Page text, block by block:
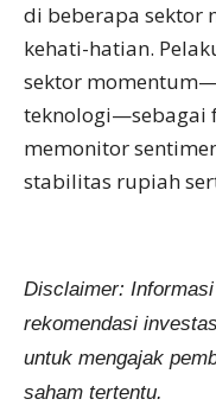
di beberapa sektor
kehati-hatian.
sektor
teknologi—sebagai
memonitor
stabilitas rupiah
Disclaimer:
rekomendasi
untuk mengajak
saham tertentu.